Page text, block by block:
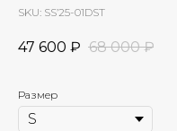
SKU: SS’25-01DST
47 600 ₽ 68 000 ₽
Размер